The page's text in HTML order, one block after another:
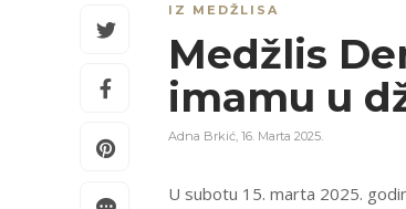
IZ MEDŽLISA
Medžlis
imamu u
Adna Brkić 16. Marta 2025.
U subotu 15. marta 2025.